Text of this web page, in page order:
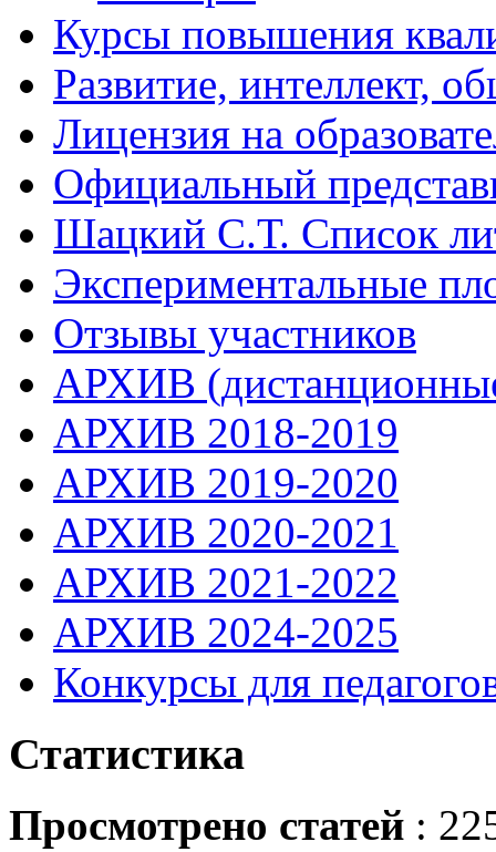
Курсы повышения
Развитие, интеллект,
Лицензия на
Официальный
Шацкий С.Т. Список
Экспериментальные
Отзывы участников
АРХИВ
АРХИВ 2018-2019
АРХИВ 2019-2020
АРХИВ 2020-2021
АРХИВ 2021-2022
АРХИВ 2024-2025
Конкурсы для
Статистика
Просмотрено статей :